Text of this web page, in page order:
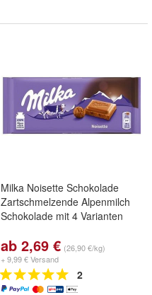
Milka Noisette Schokolade
Zartschmelzende Alpenmilch
Schokolade mit 4 Varianten
ab 2,69 € (26,90 €/kg)
+ 9,99 € Versand
2